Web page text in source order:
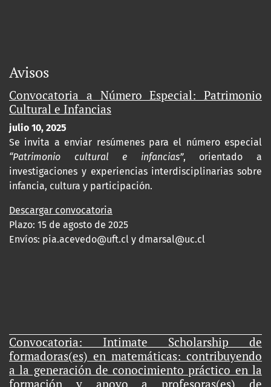
Avisos
Convocatoria a Número Especial: Patrimonio
Cultural e Infancias
julio 10, 2025
Se invita a enviar resúmenes para el número especial
“Patrimonio cultural e infancias”, orientado a
investigaciones y experiencias interdisciplinarias sobre
infancia, cultura y participación.
Descargar convocatoria
Plazo: 15 de agosto de 2025
Envíos: pia.acevedo@uft.cl y dmarsal@uc.cl
Convocatoria: Intimate Scholarship de
formadoras(es) en matemáticas: contribuyendo
a la generación de conocimiento práctico en la
formación y apoyo a profesoras(es) de